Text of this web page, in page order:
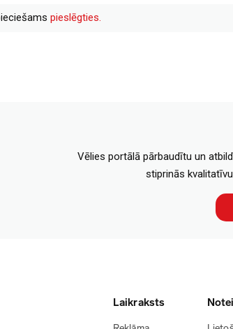
pieslēgties.
Vēlies portālā pārbaudītu un
stiprinās
Laikraksts